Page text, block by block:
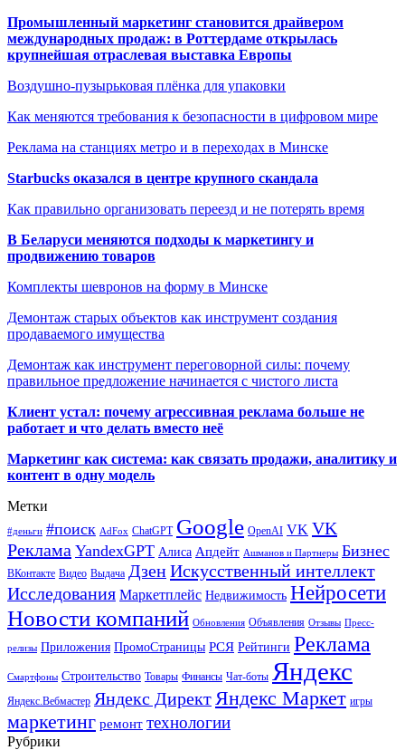
Промышленный маркетинг становится драйвером
международных продаж: в Роттердаме открылась
крупнейшая отраслевая выставка Европы
Воздушно-пузырьковая плёнка для упаковки
Как меняются требования к безопасности в цифровом мире
Реклама на станциях метро и в переходах в Минске
Starbucks оказался в центре крупного скандала
Как правильно организовать переезд и не потерять время
В Беларуси меняются подходы к маркетингу и
продвижению товаров
Комплекты шевронов на форму в Минске
Демонтаж старых объектов как инструмент создания
продаваемого имущества
Демонтаж как инструмент переговорной силы: почему
правильное предложение начинается с чистого листа
Клиент устал: почему агрессивная реклама больше не
работает и что делать вместо неё
Маркетинг как система: как связать продажи, аналитику и
контент в одну модель
Метки
#деньги #поиск AdFox ChatGPT Google OpenAI VK VK
Реклама YandexGPT Алиса Апдейт Ашманов и Партнеры Бизнес
ВКонтакте Видео Выдача ДзенИскусственный интеллект
Исследования Маркетплейс Недвижимость Нейросети
Новости компаний Обновления Объявления Отзывы Пресс-
релизы Приложения ПромоСтраницы РСЯ Рейтинги Реклама
Смартфоны Строительство Товары Финансы Чат-боты Яндекс
Яндекс.Вебмастер Яндекс Директ Яндекс Маркет игры
маркетинг ремонт технологии
Рубрики